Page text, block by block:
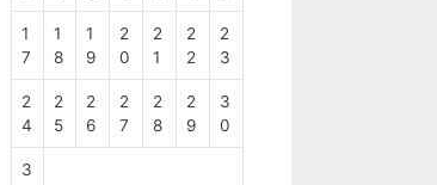
1
7
1
8
1
9
2
0
2
1
2
2
2
3
2
4
2
5
2
6
2
7
2
8
2
9
3
0
3